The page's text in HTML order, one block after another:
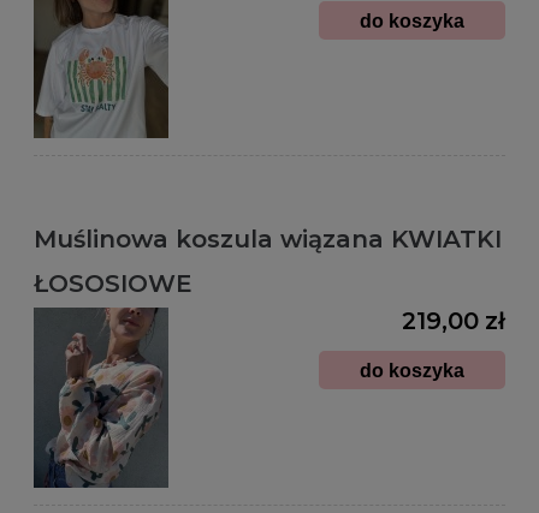
do koszyka
Muślinowa koszula wiązana KWIATKI
ŁOSOSIOWE
219,00 zł
do koszyka